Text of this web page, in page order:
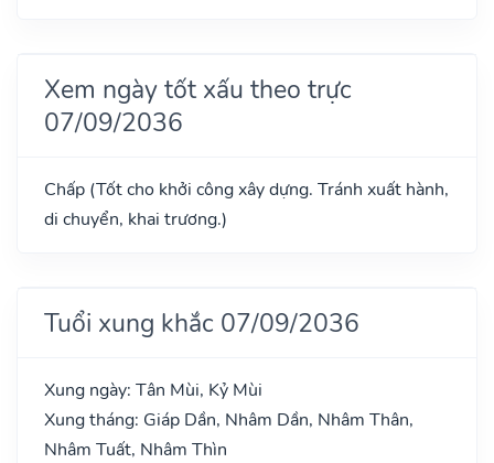
Xem ngày tốt xấu theo trực
07/09/2036
Chấp (Tốt cho khởi công xây dựng. Tránh xuất hành,
di chuyển, khai trương.)
Tuổi xung khắc 07/09/2036
Xung ngày: Tân Mùi, Kỷ Mùi
Xung tháng: Giáp Dần, Nhâm Dần, Nhâm Thân,
Nhâm Tuất, Nhâm Thìn